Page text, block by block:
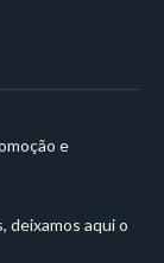
e
deixamos aqui o